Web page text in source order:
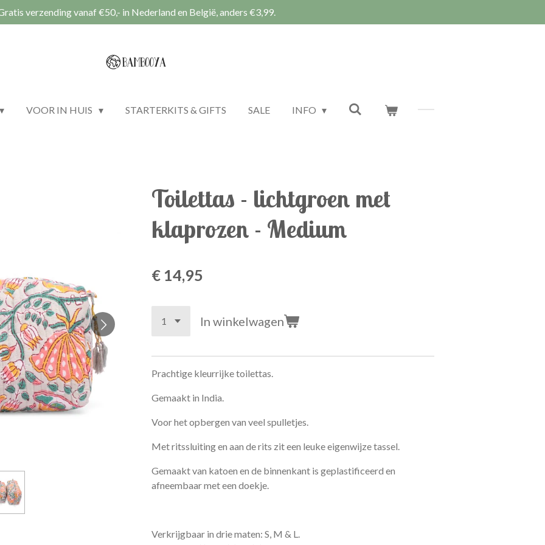
verzending vanaf €50,- in Nederland en België, anders €3,99.
VOOR IN HUIS STARTERKITS & GIFTS SALE INFO
Toilettas - lichtgroen met
klaprozen - Medium
€ 14,95
In winkelwagen
Prachtige kleurrijke toilettas.
Gemaakt in India.
Voor het opbergen van veel spulletjes.
Met ritssluiting en aan de rits zit een leuke eigenwijze tassel.
Gemaakt van katoen en de binnenkant is geplastificeerd en
afneembaar met een doekje.
Verkrijgbaar in drie maten: S, M & L.